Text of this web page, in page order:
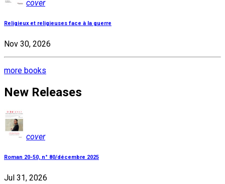
cover
Religieux et religieuses face à la guerre
Nov 30, 2026
more books
New Releases
cover
Roman 20-50, n° 80/décembre 2025
Jul 31, 2026